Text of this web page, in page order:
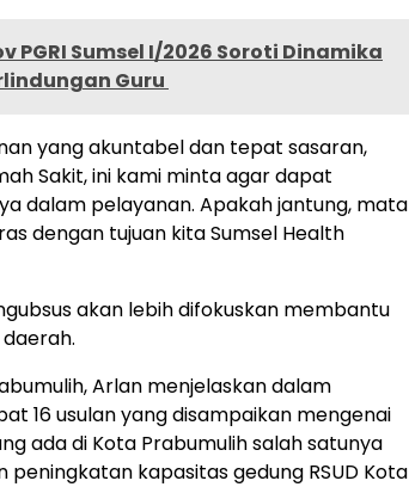
PGRI Sumsel I/2026 Soroti Dinamika
Guru
yang akuntabel dan tepat sasaran,
Sakit, ini kami minta agar dapat
dalam pelayanan. Apakah jantung, mata
dengan tujuan kita Sumsel Health
akan lebih difokuskan membantu
Arlan menjelaskan dalam
16 usulan yang disampaikan mengenai
ada di Kota Prabumulih salah satunya
kapasitas gedung RSUD Kota